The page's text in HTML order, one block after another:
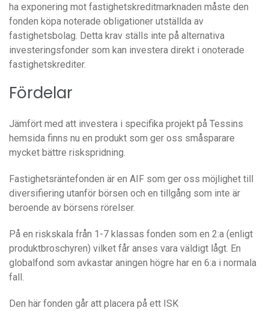
ha exponering mot fastighetskreditmarknaden måste den
fonden köpa noterade obligationer utställda av
fastighetsbolag. Detta krav ställs inte på alternativa
investeringsfonder som kan investera direkt i onoterade
fastighetskrediter.
Fördelar
Jämfört med att investera i specifika projekt på Tessins
hemsida finns nu en produkt som ger oss småsparare
mycket bättre riskspridning.
Fastighetsräntefonden är en AIF som ger oss möjlighet till
diversifiering utanför börsen och en tillgång som inte är
beroende av börsens rörelser.
På en riskskala från 1-7 klassas fonden som en 2:a (enligt
produktbroschyren) vilket får anses vara väldigt lågt. En
globalfond som avkastar aningen högre har en 6:a i normala
fall.
Den här fonden går att placera på ett ISK